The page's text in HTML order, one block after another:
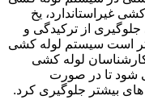
غیراستاندارد، یخ
جلوگیری از ترکیدگی و
است سیستم لوله کشی
لوله کشی
تا در صورت
بیشتر جلوگیری کرد.